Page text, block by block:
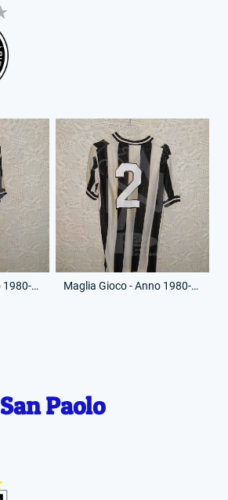
Maglia Gioco - Anno 1980-81 - 2 - (Fronte) Maglia Gioco - Anno 1980-81 - 2 - (Retro)
San Paolo